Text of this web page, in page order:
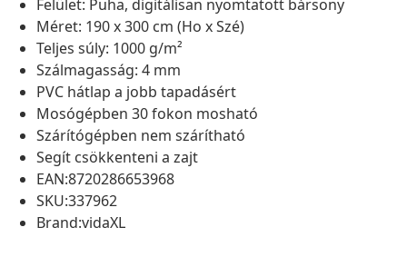
Felület: Puha, digitálisan nyomtatott bársony
Méret: 190 x 300 cm (Ho x Szé)
Teljes súly: 1000 g/m²
Szálmagasság: 4 mm
PVC hátlap a jobb tapadásért
Mosógépben 30 fokon mosható
Szárítógépben nem szárítható
Segít csökkenteni a zajt
EAN:8720286653968
SKU:337962
Brand:vidaXL